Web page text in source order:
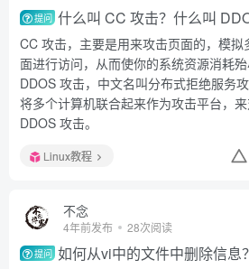
提问 什么叫 CC 攻击？什么叫
CC 攻击，主要是用来攻击页面的，模
面进行访问，从而使你的系统资源消耗殆
DDOS 攻击，中文名叫分布式拒绝服务
将多个计算机联合起来作为攻击平台，
DDOS 攻击。
Linux教程
不念
4年前发布 28次阅读
提问 如何从vi中的文件中删除信息？